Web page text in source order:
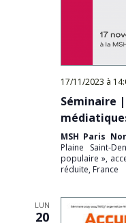
17/11/2023 à
Séminaire
MSH Paris
Plaine Saint-
populaire »,
réduite, France
LUN
20